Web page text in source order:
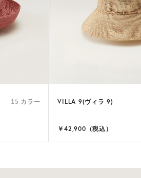
15 カラー VILLA 9(ヴィラ 9)
￥42,900（税込）